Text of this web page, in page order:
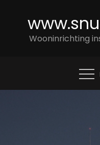
Wooninrichting